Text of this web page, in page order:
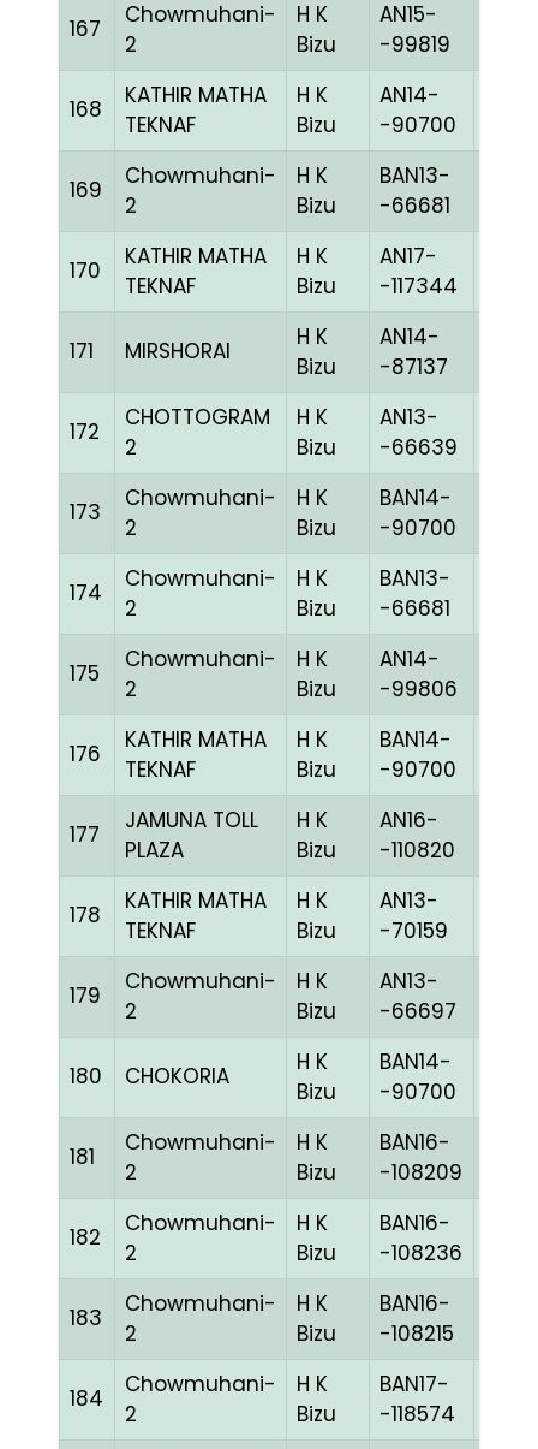
167
Chowmuhani-
2
H K
Bizu
AN15-
-99819
168
KATHIR MATHA
TEKNAF
H K
Bizu
AN14-
-90700
169
Chowmuhani-
2
H K
Bizu
BAN13-
-66681
170
KATHIR MATHA
TEKNAF
H K
Bizu
AN17-
-117344
171 MIRSHORAI
H K
Bizu
AN14-
-87137
172
CHOTTOGRAM
2
H K
Bizu
AN13-
-66639
173
Chowmuhani-
2
H K
Bizu
BAN14-
-90700
174
Chowmuhani-
2
H K
Bizu
BAN13-
-66681
175
Chowmuhani-
2
H K
Bizu
AN14-
-99806
176
KATHIR MATHA
TEKNAF
H K
Bizu
BAN14-
-90700
177
JAMUNA TOLL
PLAZA
H K
Bizu
AN16-
-110820
178
KATHIR MATHA
TEKNAF
H K
Bizu
AN13-
-70159
179
Chowmuhani-
2
H K
Bizu
AN13-
-66697
180 CHOKORIA
H K
Bizu
BAN14-
-90700
181
Chowmuhani-
2
H K
Bizu
BAN16-
-108209
182
Chowmuhani-
2
H K
Bizu
BAN16-
-108236
183
Chowmuhani-
2
H K
Bizu
BAN16-
-108215
184
Chowmuhani-
2
H K
Bizu
BAN17-
-118574